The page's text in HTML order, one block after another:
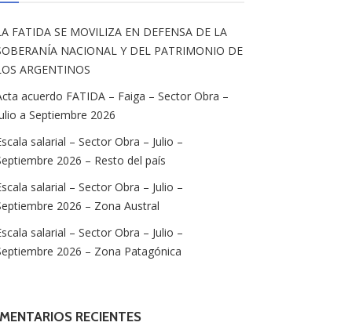
FATIDA SE MOVILIZA EN DEFENSA DE LA
NACIONAL Y DEL PATRIMONIO DE
ARGENTINOS
acuerdo FATIDA – Faiga – Sector Obra –
a Septiembre 2026
salarial – Sector Obra – Julio –
2026 – Resto del país
salarial – Sector Obra – Julio –
2026 – Zona Austral
salarial – Sector Obra – Julio –
2026 – Zona Patagónica
RECIENTES